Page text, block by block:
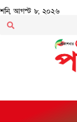
শনি, আগস্ট ৮, ২০২৬